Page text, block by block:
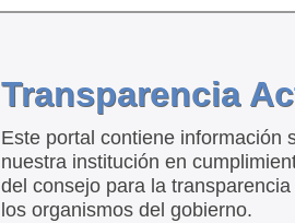
Transparencia
Este portal contiene información
nuestra institución en
del consejo para la
los organismos del gobierno.